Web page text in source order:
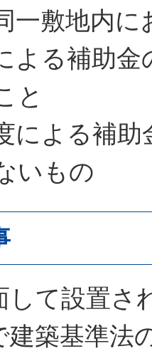
一敷地内に
よる補助金
と
による補助
いもの
して設置さ
建築基準法